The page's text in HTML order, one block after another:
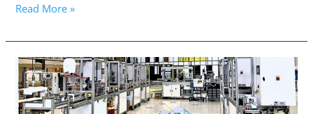
Read More »
DIDACTEC
LANZA
AL